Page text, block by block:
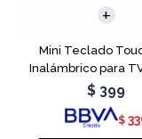
Mini Teclado
Inalámbrico para
$ 399
$